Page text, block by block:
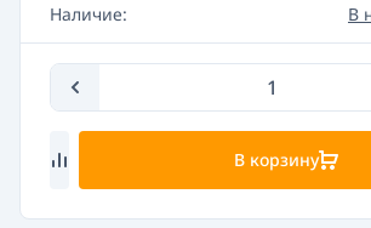
Наличие:
В
В корзину